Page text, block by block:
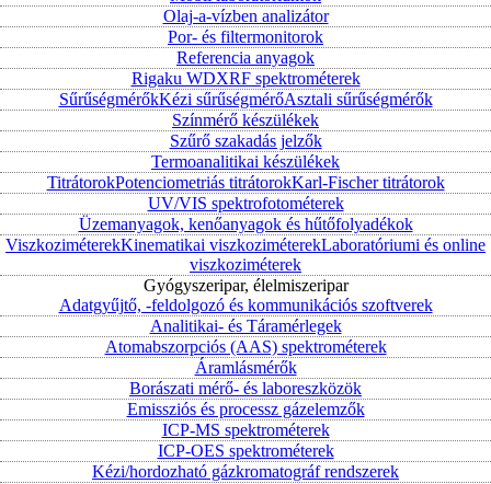
Olaj-a-vízben analizátor
Por- és filtermonitorok
Referencia anyagok
Rigaku WDXRF spektrométerek
SűrűségmérőkKézi sűrűségmérőAsztali sűrűségmérők
Színmérő készülékek
Szűrő szakadás jelzők
Termoanalitikai készülékek
TitrátorokPotenciometriás titrátorokKarl-Fischer titrátorok
UV/VIS spektrofotométerek
Üzemanyagok, kenőanyagok és hűtőfolyadékok
ViszkoziméterekKinematikai viszkoziméterekLaboratóriumi és online
viszkoziméterek
Gyógyszeripar, élelmiszeripar
Adatgyűjtő, -feldolgozó és kommunikációs szoftverek
Analitikai- és Táramérlegek
Atomabszorpciós (AAS) spektrométerek
Áramlásmérők
Borászati mérő- és laboreszközök
Emissziós és processz gázelemzők
ICP-MS spektrométerek
ICP-OES spektrométerek
Kézi/hordozható gázkromatográf rendszerek